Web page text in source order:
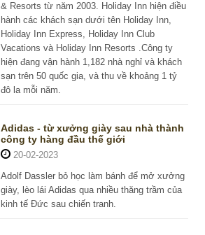
& Resorts từ năm 2003. Holiday Inn hiện điều
hành các khách sạn dưới tên Holiday Inn,
Holiday Inn Express, Holiday Inn Club
Vacations và Holiday Inn Resorts .Công ty
hiện đang vận hành 1,182 nhà nghỉ và khách
sạn trên 50 quốc gia, và thu về khoảng 1 tỷ
đô la mỗi năm.
Adidas - từ xưởng giày sau nhà thành
công ty hàng đầu thế giới
20-02-2023
Adolf Dassler bỏ học làm bánh để mở xưởng
giày, lèo lái Adidas qua nhiều thăng trầm của
kinh tế Đức sau chiến tranh.